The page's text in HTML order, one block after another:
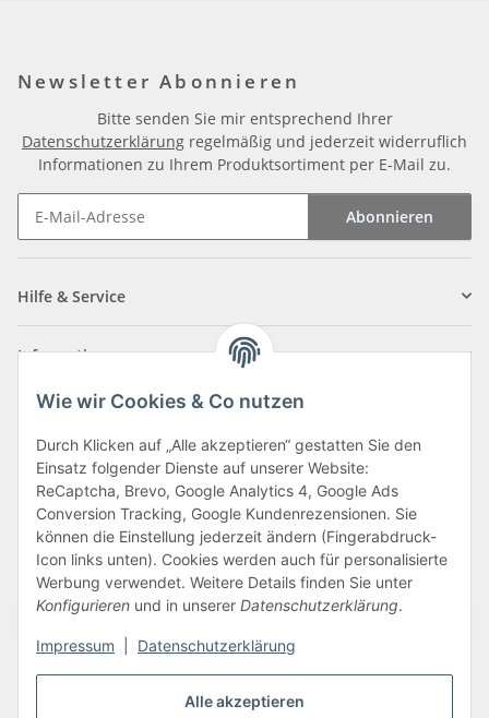
Alle akzeptieren
Wie wir Cookies & Co nutzen
Durch Klicken auf „Alle akzeptieren“ gestatten Sie den
Einsatz folgender Dienste auf unserer Website:
ReCaptcha, Brevo, Google Analytics 4, Google Ads
Conversion Tracking, Google Kundenrezensionen. Sie
können die Einstellung jederzeit ändern (Fingerabdruck-
Icon links unten). Cookies werden auch für personalisierte
Werbung verwendet. Weitere Details finden Sie unter
Konfigurieren und in unserer Datenschutzerklärung.
Impressum Datenschutzerklärung
Newsletter Abonnieren
Bitte senden Sie mir entsprechend Ihrer
Datenschutzerklärung regelmäßig und jederzeit widerruflich
Informationen zu Ihrem Produktsortiment per E-Mail zu.
Abonnieren
Hilfe & Service
Informationen
Zahlungsarten
Vertrag widerrufen